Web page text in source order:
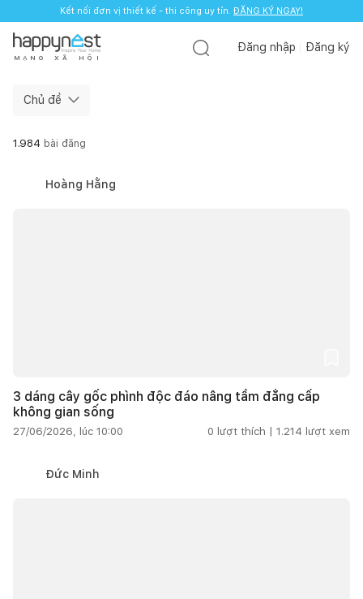
Kết nối đơn vị thiết kế - thi công uy tín. ĐĂNG KÝ NGAY!
M Ạ N G X Ã H Ộ I
Đăng nhập Đăng ký
Chủ đề
1.984 bài đăng
Hoàng Hằng
3 dáng cây gốc phình độc đáo nâng tầm đẳng cấp
không gian sống
27/06/2026, lúc 10:00 0 lượt thích | 1.214 lượt xem
Đức Minh